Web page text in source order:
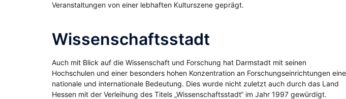
Veranstaltungen von einer lebhaften Kulturszene geprägt.
Wissenschaftsstadt
Auch mit Blick auf die Wissenschaft und Forschung hat Darmstadt mit seinen
Hochschulen und einer besonders hohen Konzentration an Forschungseinrichtungen eine
nationale und internationale Bedeutung. Dies wurde nicht zuletzt auch durch das Land
Hessen mit der Verleihung des Titels „Wissenschaftsstadt“ im Jahr 1997 gewürdigt.